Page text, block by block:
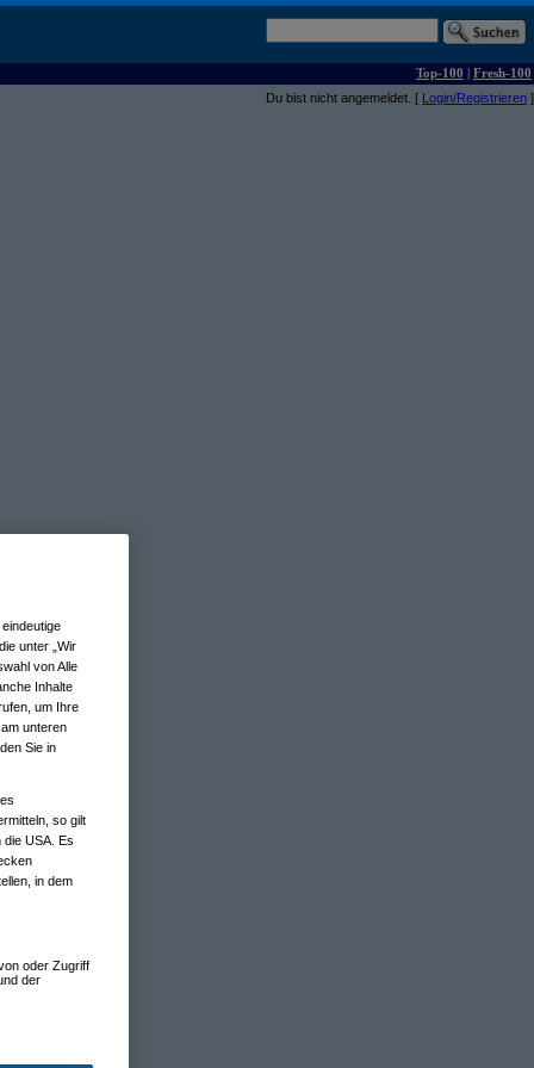
Top-100 | Fresh-100
Du bist nicht angemeldet. [ Login/Registrieren ]
unter „Wir
von Alle
Inhalte
um Ihre
unteren
Sie in
so gilt
die USA. Es
in dem
oder Zugriff
der